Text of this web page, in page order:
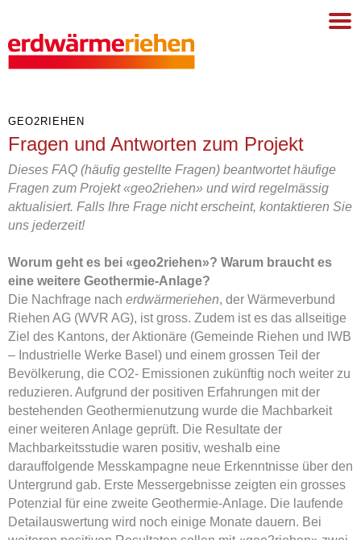
GEO2RIEHEN
Fragen und Antworten zum Projekt
Dieses FAQ (häufig gestellte Fragen) beantwortet häufige
Fragen zum Projekt «geo2riehen» und wird regelmässig
aktualisiert. Falls Ihre Frage nicht erscheint, kontaktieren Sie
uns jederzeit!
Worum geht es bei «geo2riehen»? Warum braucht es
eine weitere Geothermie-Anlage?
Die Nachfrage nach erdwärmeriehen, der Wärmeverbund
Riehen AG (WVR AG), ist gross. Zudem ist es das allseitige
Ziel des Kantons, der Aktionäre (Gemeinde Riehen und IWB
– Industrielle Werke Basel) und einem grossen Teil der
Bevölkerung, die CO2- Emissionen zukünftig noch weiter zu
reduzieren. Aufgrund der positiven Erfahrungen mit der
bestehenden Geothermienutzung wurde die Machbarkeit
einer weiteren Anlage geprüft. Die Resultate der
Machbarkeitsstudie waren positiv, weshalb eine
darauffolgende Messkampagne neue Erkenntnisse über den
Untergrund gab. Erste Messergebnisse zeigten ein grosses
Potenzial für eine zweite Geothermie-Anlage. Die laufende
Detailauswertung wird noch einige Monate dauern. Bei